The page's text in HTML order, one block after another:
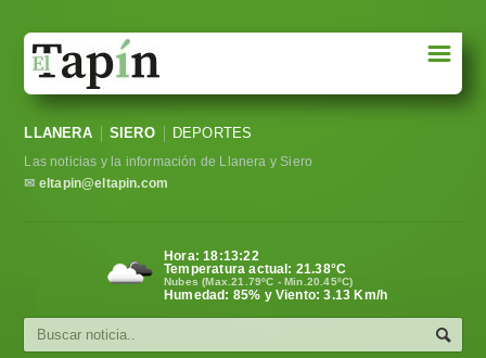
Sociedad
Política
Cultura
☰
LLANERA SIERO DEPORTES
Las noticias y la información de Llanera y Siero
✉ eltapin@eltapin.com
Hora:18:13:23
Temperatura actual: 21.38°C
Nubes (Max.21.79ºC - Min.20.45ºC)
Humedad: 85% y Viento: 3.13 Km/h